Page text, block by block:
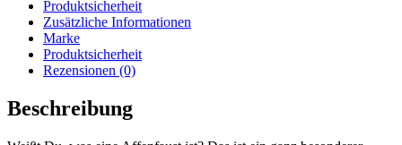
Produktsicherheit
Zusätzliche Informationen
Marke
Produktsicherheit
Rezensionen (0)
Beschreibung